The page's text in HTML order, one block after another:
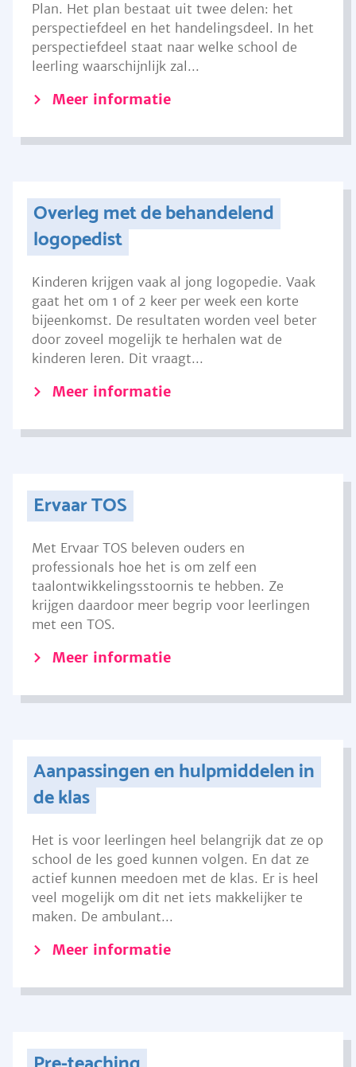
Plan. Het plan bestaat uit twee delen: het
perspectiefdeel en het handelingsdeel. In het
perspectiefdeel staat naar welke school de
leerling waarschijnlijk zal...
Meer informatie
Overleg met de behandelend
logopedist
Kinderen krijgen vaak al jong logopedie. Vaak
gaat het om 1 of 2 keer per week een korte
bijeenkomst. De resultaten worden veel beter
door zoveel mogelijk te herhalen wat de
kinderen leren. Dit vraagt...
Meer informatie
Ervaar TOS
Met Ervaar TOS beleven ouders en
professionals hoe het is om zelf een
taalontwikkelingsstoornis te hebben. Ze
krijgen daardoor meer begrip voor leerlingen
met een TOS.
Meer informatie
Aanpassingen en hulpmiddelen in
de klas
Het is voor leerlingen heel belangrijk dat ze op
school de les goed kunnen volgen. En dat ze
actief kunnen meedoen met de klas. Er is heel
veel mogelijk om dit net iets makkelijker te
maken. De ambulant...
Meer informatie